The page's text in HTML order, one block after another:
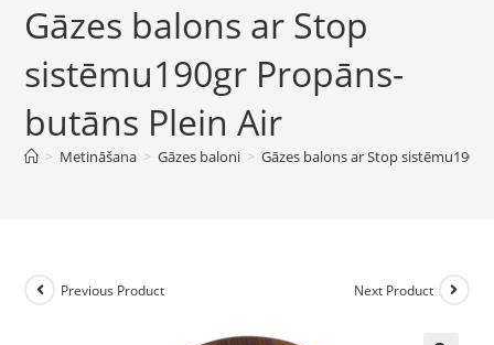
Gāzes balons ar Stop
sistēmu190gr Propāns-
butāns Plein Air
> Metināšana > Gāzes baloni > Gāzes balons ar Stop
Previous Product Next Product